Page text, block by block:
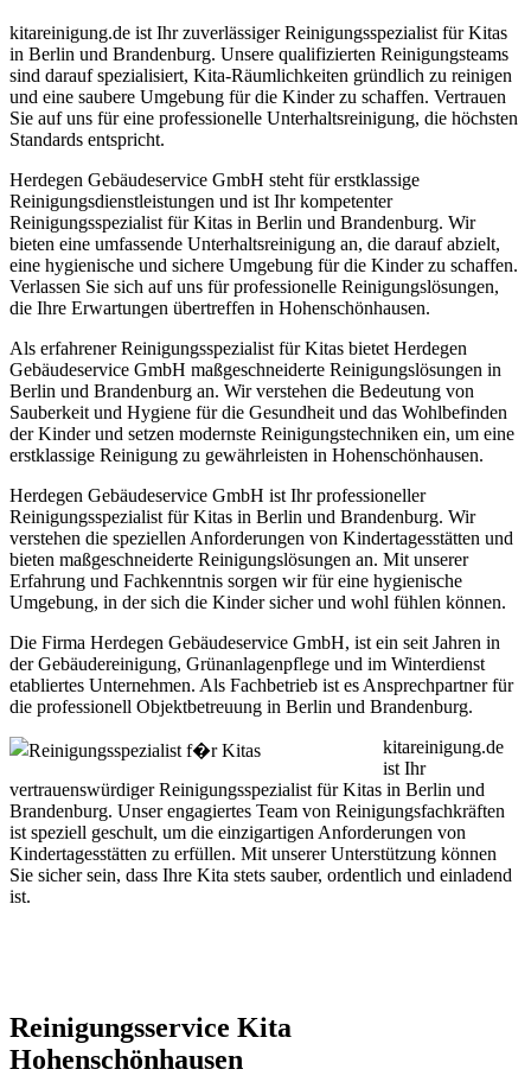
kitareinigung.de ist Ihr zuverlässiger Reinigungsspezialist für Kitas
in Berlin und Brandenburg. Unsere qualifizierten Reinigungsteams
sind darauf spezialisiert, Kita-Räumlichkeiten gründlich zu reinigen
und eine saubere Umgebung für die Kinder zu schaffen. Vertrauen
Sie auf uns für eine professionelle Unterhaltsreinigung, die höchsten
Standards entspricht.
Herdegen Gebäudeservice GmbH steht für erstklassige
Reinigungsdienstleistungen und ist Ihr kompetenter
Reinigungsspezialist für Kitas in Berlin und Brandenburg. Wir
bieten eine umfassende Unterhaltsreinigung an, die darauf abzielt,
eine hygienische und sichere Umgebung für die Kinder zu schaffen.
Verlassen Sie sich auf uns für professionelle Reinigungslösungen,
die Ihre Erwartungen übertreffen in Hohenschönhausen.
Als erfahrener Reinigungsspezialist für Kitas bietet Herdegen
Gebäudeservice GmbH maßgeschneiderte Reinigungslösungen in
Berlin und Brandenburg an. Wir verstehen die Bedeutung von
Sauberkeit und Hygiene für die Gesundheit und das Wohlbefinden
der Kinder und setzen modernste Reinigungstechniken ein, um eine
erstklassige Reinigung zu gewährleisten in Hohenschönhausen.
Herdegen Gebäudeservice GmbH ist Ihr professioneller
Reinigungsspezialist für Kitas in Berlin und Brandenburg. Wir
verstehen die speziellen Anforderungen von Kindertagesstätten und
bieten maßgeschneiderte Reinigungslösungen an. Mit unserer
Erfahrung und Fachkenntnis sorgen wir für eine hygienische
Umgebung, in der sich die Kinder sicher und wohl fühlen können.
Die Firma Herdegen Gebäudeservice GmbH, ist ein seit Jahren in
der Gebäudereinigung, Grünanlagenpflege und im Winterdienst
etabliertes Unternehmen. Als Fachbetrieb ist es Ansprechpartner für
die professionell Objektbetreuung in Berlin und Brandenburg.
kitareinigung.de
ist Ihr
vertrauenswürdiger Reinigungsspezialist für Kitas in Berlin und
Brandenburg. Unser engagiertes Team von Reinigungsfachkräften
ist speziell geschult, um die einzigartigen Anforderungen von
Kindertagesstätten zu erfüllen. Mit unserer Unterstützung können
Sie sicher sein, dass Ihre Kita stets sauber, ordentlich und einladend
ist.
Reinigungsservice Kita
Hohenschönhausen